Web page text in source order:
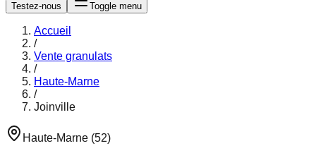
Testez-nous Toggle menu
Accueil
/
Vente granulats
/
Haute-Marne
/
Joinville
Haute-Marne (52)